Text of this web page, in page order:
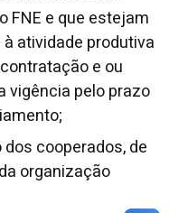
FNE e que estejam
atividade produtiva
e ou
vigência pelo prazo
cooperados, de
organização